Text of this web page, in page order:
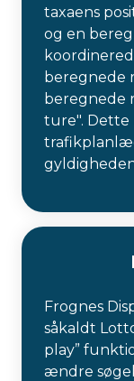
taxaens
og en
beregnede
beregnede
ture". Dette
Frognes
såkaldt
play”
ændre